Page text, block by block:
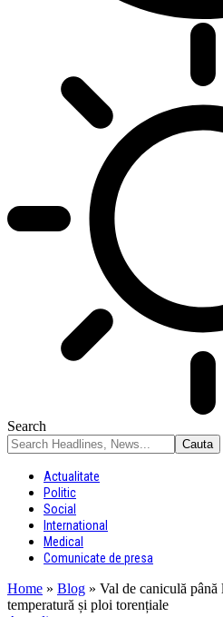
Search
Actualitate
Politic
Social
International
Medical
Comunicate de presa
Home » Blog » Val de caniculă
temperatură și ploi torențiale